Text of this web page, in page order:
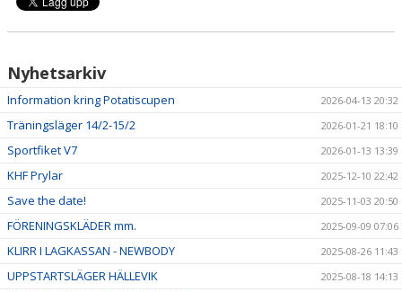
Nyhetsarkiv
Information kring Potatiscupen 2026-04-13 20:32
Träningsläger 14/2-15/2 2026-01-21 18:10
Sportfiket V7 2026-01-13 13:39
KHF Prylar 2025-12-10 22:42
Save the date! 2025-11-03 20:50
FÖRENINGSKLÄDER mm. 2025-09-09 07:06
KLIRR I LAGKASSAN - NEWBODY 2025-08-26 11:43
UPPSTARTSLÄGER HÄLLEVIK 2025-08-18 14:13